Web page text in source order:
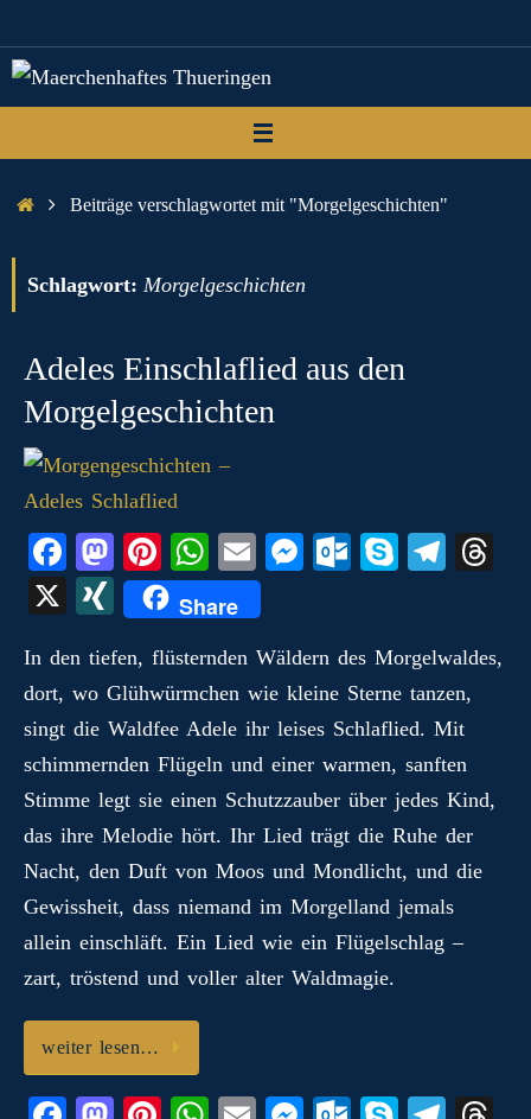
Inhalt
springen
StartBeiträge verschlagwortet mit "Morgelgeschichten"
Schlagwort: Morgelgeschichten
Adeles Einschlaflied aus den
Morgelgeschichten
Fa
ce
bo
ok
M
as
to
do
n
Pi
nt
er
es
t
W
ha
ts
A
pp
E
m
ail
M
ng
er
O
ok
.c
o
m
S
Te
a
m
ds
X
X
N
G
Share
In den tiefen, flüsternden Wäldern des Morgelwaldes,
dort, wo Glühwürmchen wie kleine Sterne tanzen,
singt die Waldfee Adele ihr leises Schlaflied. Mit
schimmernden Flügeln und einer warmen, sanften
Stimme legt sie einen Schutzzauber über jedes Kind,
das ihre Melodie hört. Ihr Lied trägt die Ruhe der
Nacht, den Duft von Moos und Mondlicht, und die
Gewissheit, dass niemand im Morgelland jemals
allein einschläft. Ein Lied wie ein Flügelschlag –
zart, tröstend und voller alter Waldmagie.
weiter lesen…